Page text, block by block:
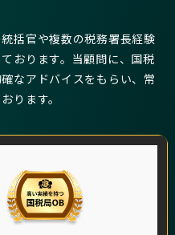
括官や複数の税務署長経験
おります。当顧問に、国税
なアドバイスをもらい、常
ります。